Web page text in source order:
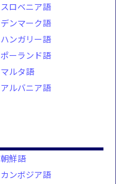
スロベニア語
デンマーク語
ハンガリー語
ポーランド語
マルタ語
アルバニア語
朝鮮語
カンボジア語